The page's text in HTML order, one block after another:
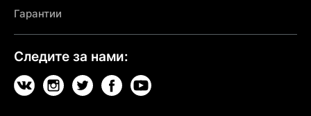
Гарантии
Следите за нами: